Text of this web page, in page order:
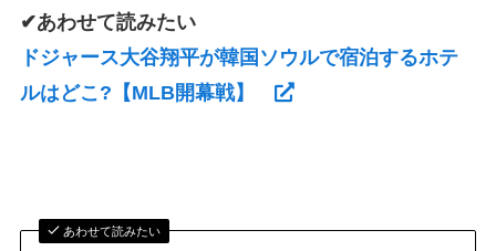
✔あわせて読みたい
ドジャース大谷翔平が韓国ソウルで宿泊するホテ
ルはどこ?【MLB開幕戦】
あわせて読みたい